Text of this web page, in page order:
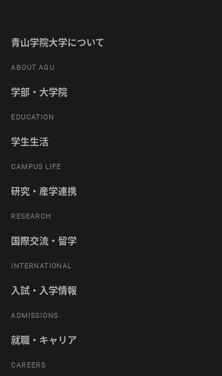
青山学院大学について
ABOUT AGU
学部・大学院
EDUCATION
学生生活
CAMPUS LIFE
研究・産学連携
RESEARCH
国際交流・留学
INTERNATIONAL
入試・入学情報
ADMISSIONS
就職・キャリア
CAREERS